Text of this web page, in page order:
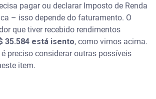
pagar ou declarar Imposto de Renda
– isso depende do faturamento. O
que tiver recebido rendimentos
35.584 está isento, como vimos acima.
preciso considerar outras possíveis
item.